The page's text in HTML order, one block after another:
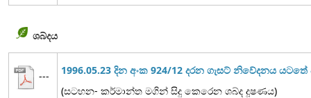
ශබ්දය
---
1996.05.23 දින අංක 924/12 දරන ගැසට් නිවේදනය
(සටහන- කර්මාන්ත මගින් සිදු කෙරෙන ශබ්ද දූෂණය)